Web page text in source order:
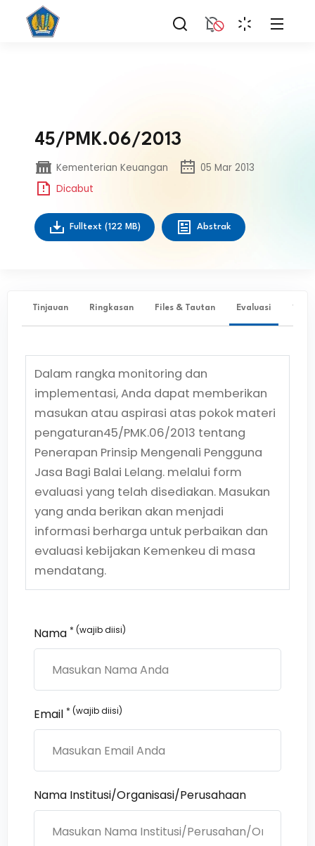
45/PMK.06/2013
Kementerian Keuangan
05 Mar 2013
Dicabut
Fulltext (122 MB) Abstrak
Tinjauan Ringkasan Files & Tautan Evaluasi ✨
Dalam rangka monitoring dan
implementasi, Anda dapat memberikan
masukan atau aspirasi atas pokok materi
pengaturan45/PMK.06/2013 tentang
Penerapan Prinsip Mengenali Pengguna
Jasa Bagi Balai Lelang. melalui form
evaluasi yang telah disediakan. Masukan
yang anda berikan akan menjadi
informasi berharga untuk perbaikan dan
evaluasi kebijakan Kemenkeu di masa
mendatang.
Nama * (wajib diisi)
Email * (wajib diisi)
Nama Institusi/Organisasi/Perusahaan